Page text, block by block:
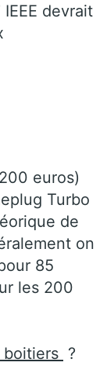
devrait
euros)
Turbo
de
on
85
les 200
boitiers ?